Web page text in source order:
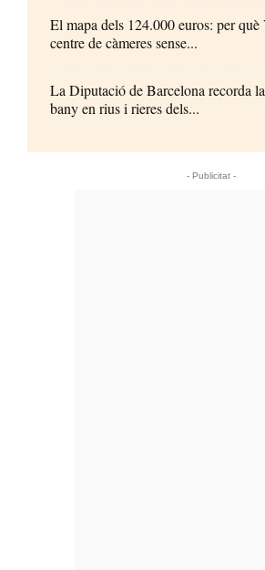
El mapa dels 124.000 euros: per
centre de càmeres sense...
La Diputació de Barcelona recorda
bany en rius i rieres dels...
- Publicitat -